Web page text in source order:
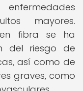
mayores.
fibra se ha
del riesgo de
así como de
graves, como